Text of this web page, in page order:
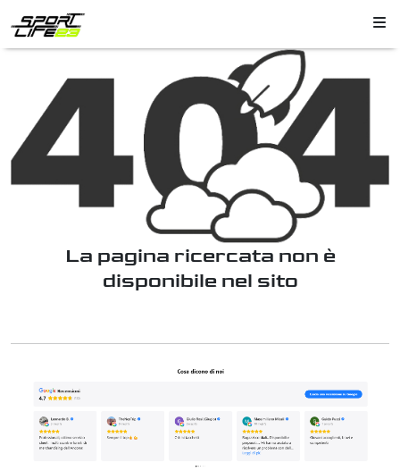
La pagina ricercata non è
disponibile nel sito